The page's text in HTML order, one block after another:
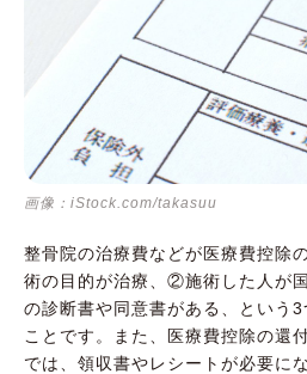
画像：iStock.com/takasuu
整骨院の治療費などが医療費控除
術の目的が治療、②施術した人が
の診断書や同意書がある、という
ことです。また、医療費控除の還
では、領収書やレシートが必要に